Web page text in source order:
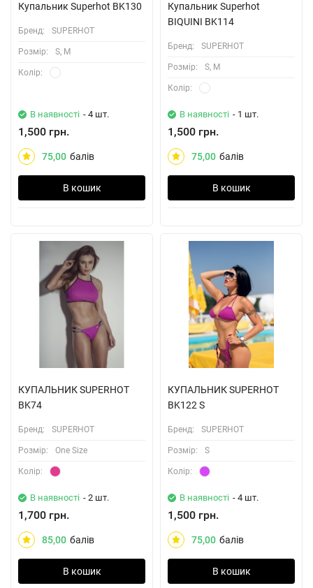
Купальник Superhot BK130
Бренд: SUPERHOT
Розмiр: S, M
Колiр:
В наявності - 4 шт.
1,500 грн.
75,00 балів
В кошик
Купальник Superhot
BIQUINI BK114
Бренд: SUPERHOT
Розмiр: S, M
Колiр:
В наявності - 1 шт.
1,500 грн.
75,00 балів
В кошик
КУПАЛЬНИК SUPERHOT
BK74
Бренд: SUPERHOT
Розмiр: One Size
Колiр:
В наявності - 2 шт.
1,700 грн.
85,00 балів
В кошик
КУПАЛЬНИК SUPERHOT
BK122 S
Бренд: SUPERHOT
Розмiр: S
Колiр:
В наявності - 4 шт.
1,500 грн.
75,00 балів
В кошик